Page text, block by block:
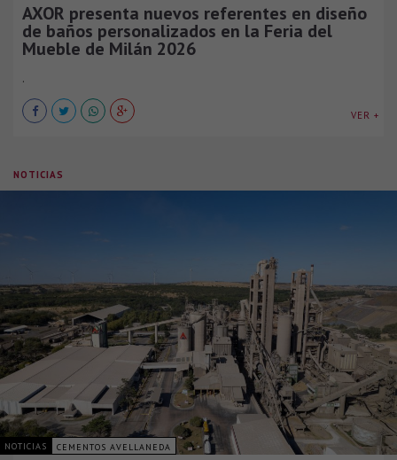
AXOR presenta nuevos referentes en diseño
de baños personalizados en la Feria del
Mueble de Milán 2026
.
VER +
NOTICIAS
NOTICIAS CEMENTOS AVELLANEDA